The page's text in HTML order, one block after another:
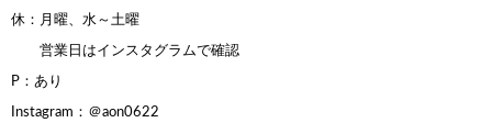
休：月曜、水～土曜
営業日はインスタグラムで確認
P：あり
Instagram：＠aon0622